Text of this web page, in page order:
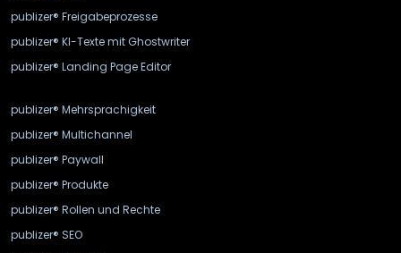
publizer® Freigabeprozesse
publizer® KI-Texte mit Ghostwriter
publizer® Landing Page Editor
publizer® Mehrsprachigkeit
publizer® Multichannel
publizer® Paywall
publizer® Produkte
publizer® Rollen und Rechte
publizer® SEO